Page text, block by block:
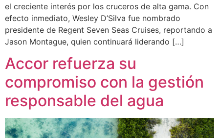
el creciente interés por los cruceros de alta gama. Con
efecto inmediato, Wesley D’Silva fue nombrado
presidente de Regent Seven Seas Cruises, reportando a
Jason Montague, quien continuará liderando […]
Accor refuerza su
compromiso con la gestión
responsable del agua